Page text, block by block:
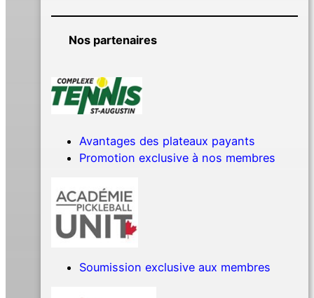
Nos partenaires
Avantages des plateaux payants
Promotion exclusive à nos membres
Soumission exclusive aux membres